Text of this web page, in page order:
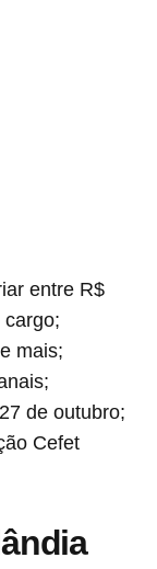
entre R$
cargo;
mais;
de outubro;
Cefet